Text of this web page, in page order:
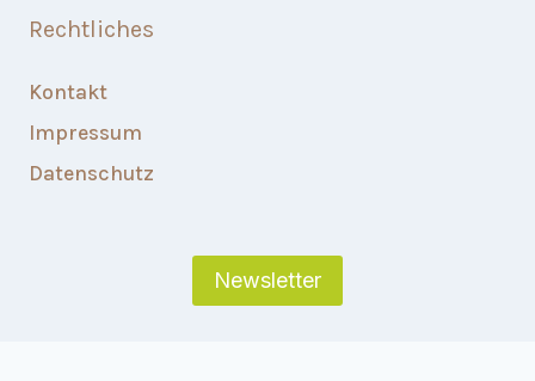
Rechtliches
Kontakt
Impressum
Datenschutz
Newsletter